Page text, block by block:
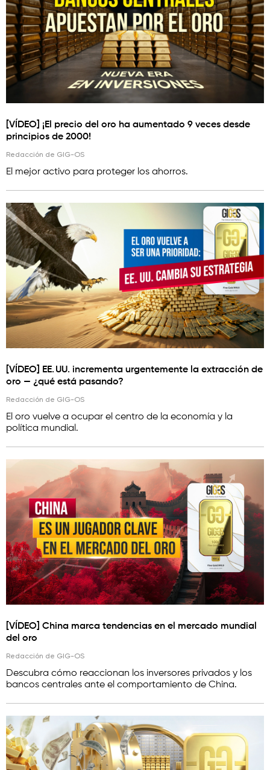
[VÍDEO] ¡El precio del oro ha aumentado 9 veces desde
principios de 2000!
Redacción de GIG-OS
El mejor activo para proteger los ahorros.
[VÍDEO] EE. UU. incrementa urgentemente la extracción de
oro — ¿qué está pasando?
Redacción de GIG-OS
El oro vuelve a ocupar el centro de la economía y la
política mundial.
[VÍDEO] China marca tendencias en el mercado mundial
del oro
Redacción de GIG-OS
Descubra cómo reaccionan los inversores privados y los
bancos centrales ante el comportamiento de China.